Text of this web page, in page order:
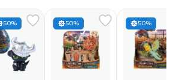
50% 50% 50%